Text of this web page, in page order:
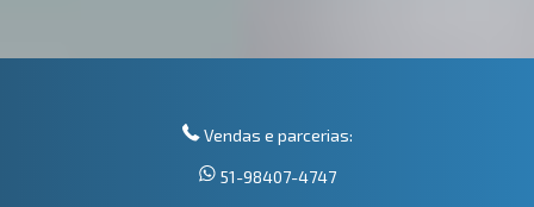
Vendas e parcerias:
51-98407-4747